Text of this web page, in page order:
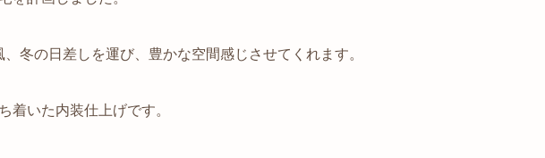
冬の日差しを運び、豊かな空間感じさせてくれます。
着いた内装仕上げです。